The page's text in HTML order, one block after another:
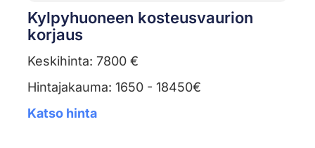
Kylpyhuoneen kosteusvaurion
korjaus
Keskihinta: 7800 €
Hintajakauma: 1650 - 18450€
Katso hinta